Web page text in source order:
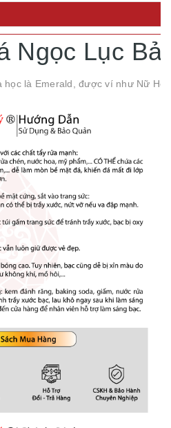
Ngọc Lục
là Emerald, được ví như Nữ